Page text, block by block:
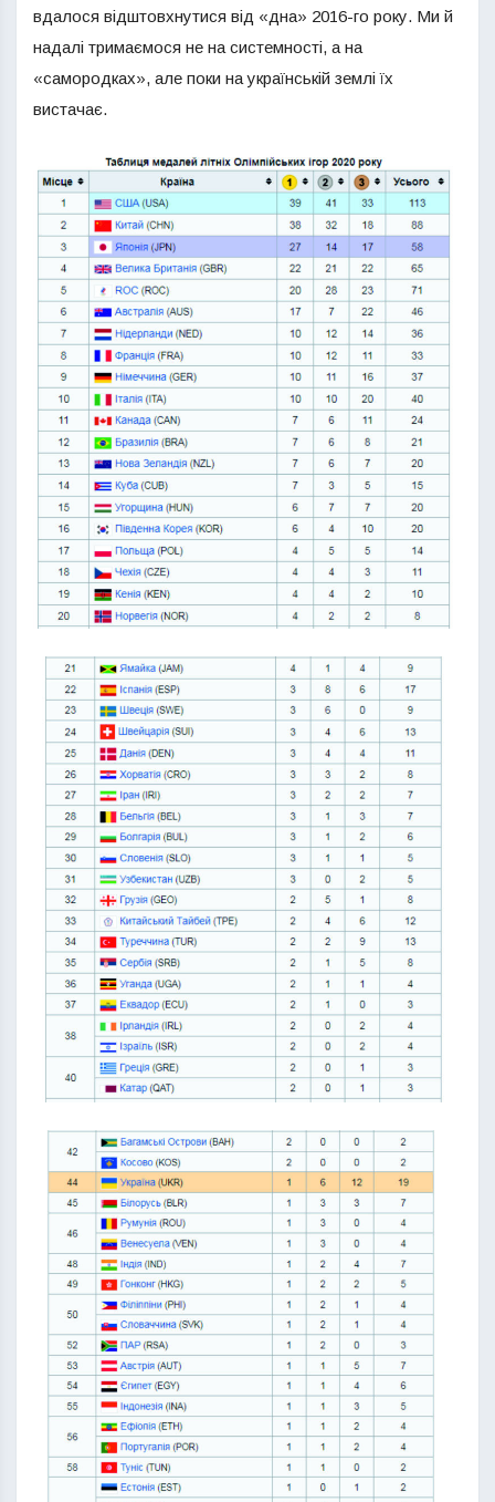
вдалося відштовхнутися від «дна» 2016-го року. Ми й
надалі тримаємося не на системності, а на
«самородках», але поки на українській землі їх
вистачає.